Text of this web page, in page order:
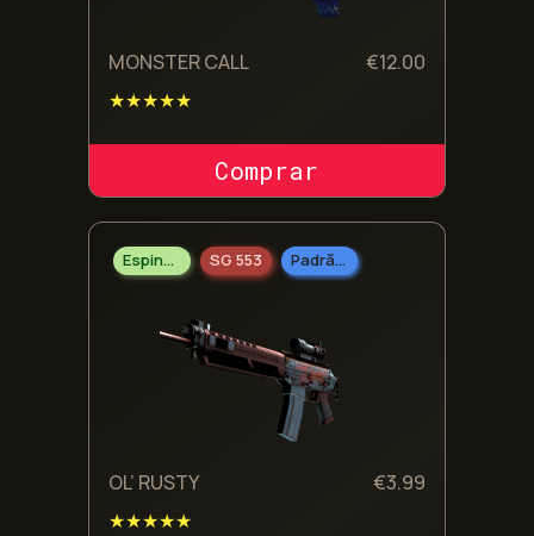
MONSTER CALL €12.00
★★★★★
COMPRAR SKIN
Espingarda SG 553 Padrão Militar
OL’ RUSTY €3.99
★★★★★